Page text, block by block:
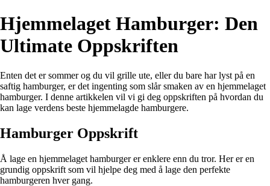
Hjemmelaget Hamburger: Den
Ultimate Oppskriften
Enten det er sommer og du vil grille ute, eller du bare har lyst på en
saftig hamburger, er det ingenting som slår smaken av en hjemmelaget
hamburger. I denne artikkelen vil vi gi deg oppskriften på hvordan du
kan lage verdens beste hjemmelagde hamburgere.
Hamburger Oppskrift
Å lage en hjemmelaget hamburger er enklere enn du tror. Her er en
grundig oppskrift som vil hjelpe deg med å lage den perfekte
hamburgeren hver gang.